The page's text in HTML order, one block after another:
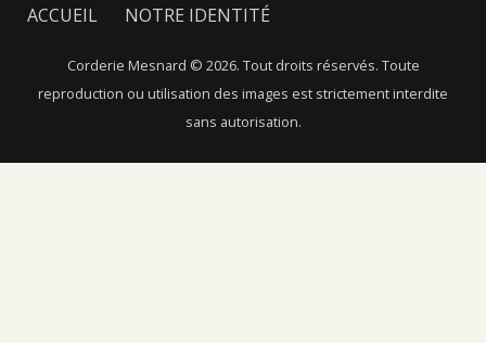
ACCUEIL
NOTRE IDENTITÉ
NOTRE SAVOIR-FAIRE
NOS FIBRES
NOTRE CATALOGUE
NOUS CONTACTER
Corderie Mesnard © 2026. Tout droits réservés. Toute
reproduction ou utilisation des images est strictement interdite
sans autorisation.